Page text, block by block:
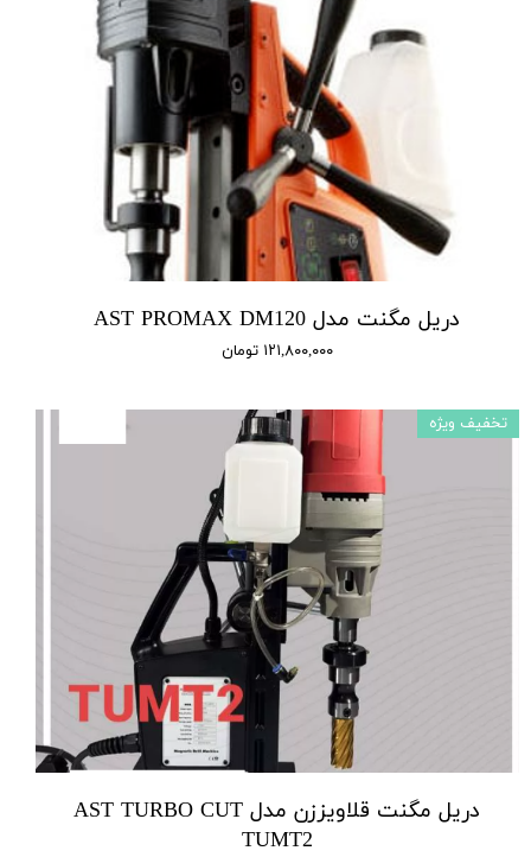
دریل مگنت مدل AST PROMAX DM120
۱۲۱,۸۰۰,۰۰۰ تومان
دریل مگنت قلاویززن مدل AST TURBO CUT
TUMT2
تخفیف ویژه